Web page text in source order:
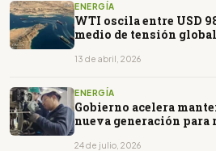
ENERGÍA
WTI oscila entre USD
medio de tensión global
13 de abril, 2026
ENERGÍA
Gobierno acelera
nueva generación
24 de julio, 2026